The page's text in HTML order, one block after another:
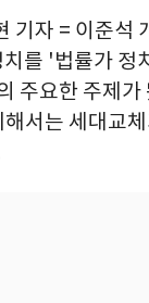
기자 = 이준석
를 '법률가 정
주요한 주제가
서는 세대교